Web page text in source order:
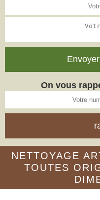
On vous
NETTOYAGE
TOUTES